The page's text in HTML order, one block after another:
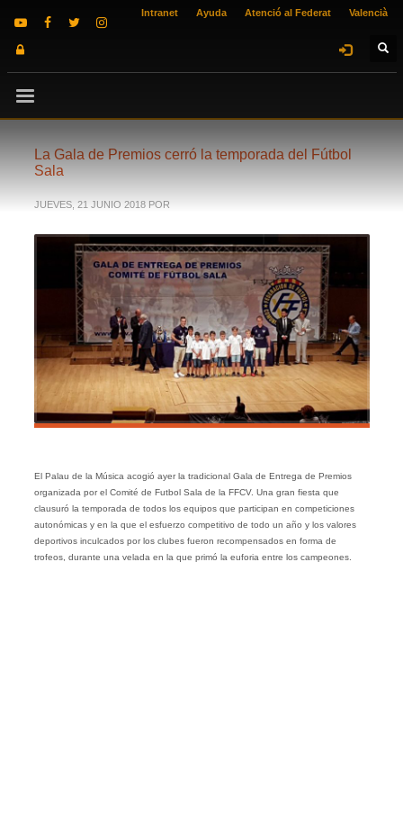
Intranet Ayuda Atenció al Federat Valencià
La Gala de Premios cerró la temporada del Fútbol
Sala
JUEVES, 21 JUNIO 2018 POR
El Palau de la Música acogió ayer la tradicional Gala de Entrega de Premios
organizada por el Comité de Futbol Sala de la FFCV. Una gran fiesta que
clausuró la temporada de todos los equipos que participan en competiciones
autonómicas y en la que el esfuerzo competitivo de todo un año y los valores
deportivos inculcados por los clubes fueron recompensados en forma de
trofeos, durante una velada en la que primó la euforia entre los campeones.